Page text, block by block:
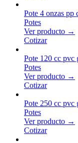
Pote 4 onzas pp
Potes
Ver producto →
Cotizar
Pote 120 cc pvc
Potes
Ver producto →
Cotizar
Pote 250 cc pvc
Potes
Ver producto →
Cotizar